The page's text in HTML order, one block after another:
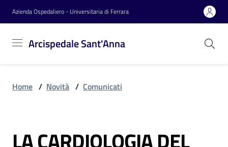
Vai al contenuto
Vai alla navigazione
Vai al footer
Azienda Ospedaliero - Universitaria di Ferrara
Arcispedale Sant'Anna
Sant'Anna
Azienda
Servizi
Home / Novità / Comunicati
Salta al contenuto